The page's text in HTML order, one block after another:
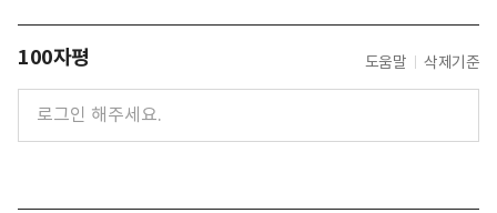
100자평 도움말 삭제기준